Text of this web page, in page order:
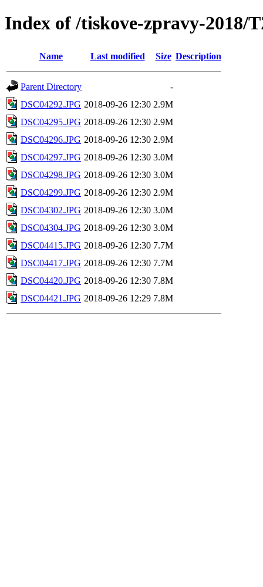
Index of /tiskove-zpravy-2018/
Name Last modified Size Description
Parent Directory
-
DSC04292.JPG 2018-09-26 12:30 2.9M
DSC04295.JPG 2018-09-26 12:30 2.9M
DSC04296.JPG 2018-09-26 12:30 2.9M
DSC04297.JPG 2018-09-26 12:30 3.0M
DSC04298.JPG 2018-09-26 12:30 3.0M
DSC04299.JPG 2018-09-26 12:30 2.9M
DSC04302.JPG 2018-09-26 12:30 3.0M
DSC04304.JPG 2018-09-26 12:30 3.0M
DSC04415.JPG 2018-09-26 12:30 7.7M
DSC04417.JPG 2018-09-26 12:30 7.7M
DSC04420.JPG 2018-09-26 12:30 7.8M
DSC04421.JPG 2018-09-26 12:29 7.8M